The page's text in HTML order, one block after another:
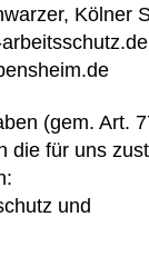
Kölner
(gem. Art.
die für uns
und